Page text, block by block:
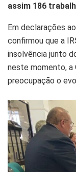
assim 186
Em declarações
confirmou que a
insolvência junto
neste momento, a
preocupação o